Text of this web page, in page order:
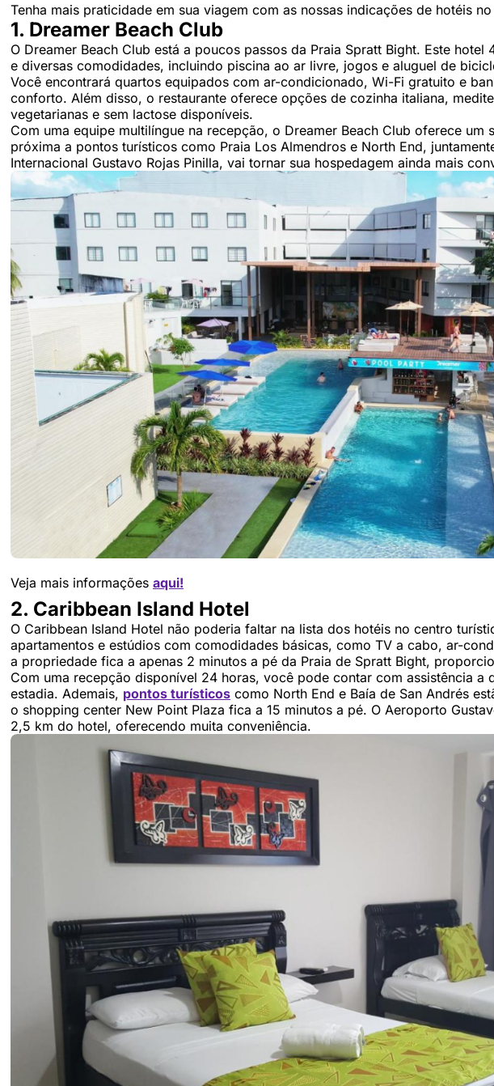
Tenha mais praticidade em sua viagem com as nossas indicações de hotéis
1. Dreamer Beach Club
O Dreamer Beach Club está a poucos passos da Praia Spratt Bight. Este
e diversas comodidades, incluindo piscina ao ar livre, jogos e aluguel de
Você encontrará quartos equipados com ar-condicionado, Wi-Fi gratuito e
conforto. Além disso, o restaurante oferece opções de cozinha italiana,
vegetarianas e sem lactose disponíveis.
Com uma equipe multilíngue na recepção, o Dreamer Beach Club oferece um
próxima a pontos turísticos como Praia Los Almendros e North End,
Internacional Gustavo Rojas Pinilla, vai tornar sua hospedagem ainda mais
Veja mais informações aqui!
2. Caribbean Island Hotel
O Caribbean Island Hotel não poderia faltar na lista dos hotéis no centro
apartamentos e estúdios com comodidades básicas, como TV a cabo, ar-
a propriedade fica a apenas 2 minutos a pé da Praia de Spratt Bight,
Com uma recepção disponível 24 horas, você pode contar com assistência a
estadia. Ademais, pontos turísticos como North End e Baía de San Andrés
o shopping center New Point Plaza fica a 15 minutos a pé. O Aeroporto
2,5 km do hotel, oferecendo muita conveniência.